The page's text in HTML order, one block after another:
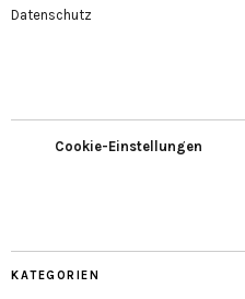
Datenschutz
Cookie-Einstellungen
KATEGORIEN